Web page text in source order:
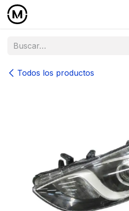
Ir al contenido
Todos los productos